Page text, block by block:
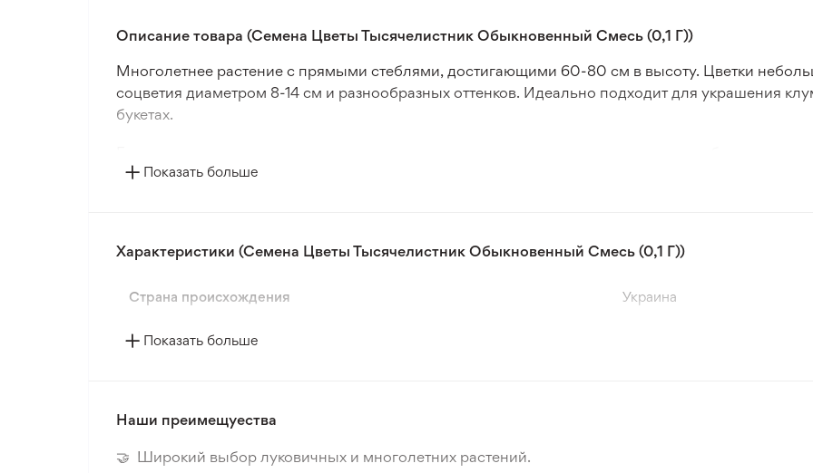
Описание товара (Семена Цветы Тысячелистник Обыкновенный Смесь (0,1 Г))
Многолетнее растение с прямыми стеблями, достигающими 60-80 см в высоту. Цветки
соцветия диаметром 8-14 см и разнообразных оттенков. Идеально подходит для украшения
букетах.
подарком. Высаживайте семена в горшки или открытый грунт, ухаживайте за ними, и
полный каталог семян цветов и выберите подходящий вариант. Быстрая и безопасная
Показать больше
Характеристики (Семена Цветы Тысячелистник Обыкновенный Смесь (0,1 Г))
Страна происхождения Украина
Показать больше
Наши преимещуества
🤝 Широкий выбор луковичных и многолетних растений.